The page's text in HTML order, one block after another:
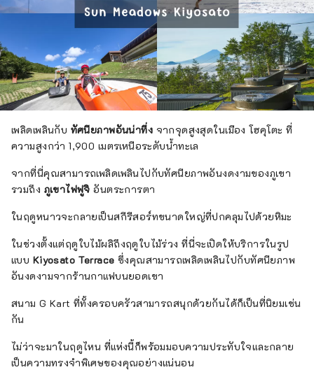
เพลิดเพลินกับ ทัศนียภาพอันน่าทึ่ง จากจุดสูงสุดในเมือง โฮคุโตะ ที่
ความสูงกว่า 1,900 เมตรเหนือระดับน้ำทะเล
จากที่นี่คุณสามารถเพลิดเพลินไปกับทัศนียภาพอันงดงามของภูเขา
รวมถึง ภูเขาไฟฟูจิ อันตระการตา
ในฤดูหนาวจะกลายเป็นสกีรีสอร์ทขนาดใหญ่ที่ปกคลุมไปด้วยหิมะ
ในช่วงตั้งแต่ฤดูใบไม้ผลิถึงฤดูใบไม้ร่วง ที่นี่จะเปิดให้บริการในรูป
แบบ Kiyosato Terrace ซึ่งคุณสามารถเพลิดเพลินไปกับทัศนียภาพ
อันงดงามจากร้านกาแฟบนยอดเขา
สนาม G Kart ที่ทั้งครอบครัวสามารถสนุกด้วยกันได้ก็เป็นที่นิยมเช่น
กัน
ไม่ว่าจะมาในฤดูไหน ที่แห่งนี้ก็พร้อมมอบความประทับใจและกลาย
เป็นความทรงจำพิเศษของคุณอย่างแน่นอน